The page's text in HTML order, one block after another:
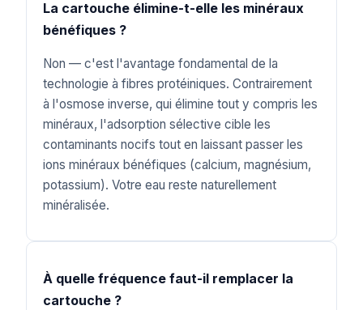
La cartouche élimine-t-elle les minéraux
bénéfiques ?
Non — c'est l'avantage fondamental de la
technologie à fibres protéiniques. Contrairement
à l'osmose inverse, qui élimine tout y compris les
minéraux, l'adsorption sélective cible les
contaminants nocifs tout en laissant passer les
ions minéraux bénéfiques (calcium, magnésium,
potassium). Votre eau reste naturellement
minéralisée.
À quelle fréquence faut-il remplacer la
cartouche ?